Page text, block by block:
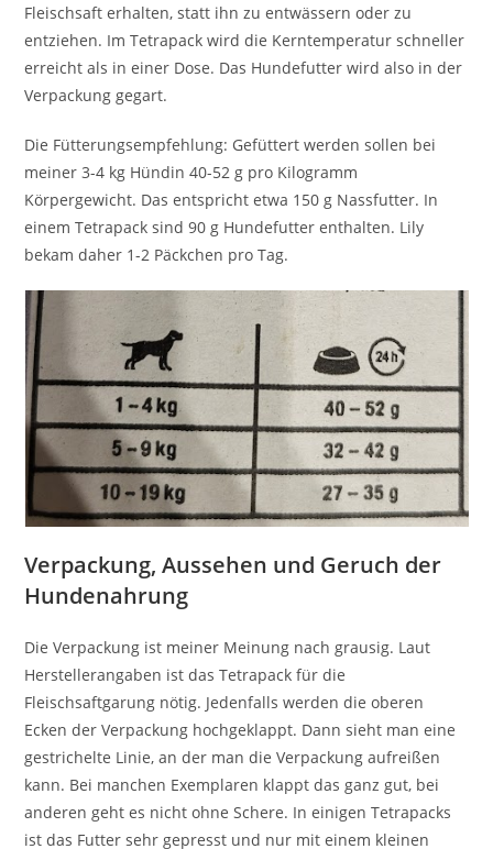
Fleischsaft erhalten, statt ihn zu entwässern oder zu
entziehen. Im Tetrapack wird die Kerntemperatur schneller
erreicht als in einer Dose. Das Hundefutter wird also in der
Verpackung gegart.
Die Fütterungsempfehlung: Gefüttert werden sollen bei
meiner 3-4 kg Hündin 40-52 g pro Kilogramm
Körpergewicht. Das entspricht etwa 150 g Nassfutter. In
einem Tetrapack sind 90 g Hundefutter enthalten. Lily
bekam daher 1-2 Päckchen pro Tag.
Verpackung, Aussehen und Geruch der
Hundenahrung
Die Verpackung ist meiner Meinung nach grausig. Laut
Herstellerangaben ist das Tetrapack für die
Fleischsaftgarung nötig. Jedenfalls werden die oberen
Ecken der Verpackung hochgeklappt. Dann sieht man eine
gestrichelte Linie, an der man die Verpackung aufreißen
kann. Bei manchen Exemplaren klappt das ganz gut, bei
anderen geht es nicht ohne Schere. In einigen Tetrapacks
ist das Futter sehr gepresst und nur mit einem kleinen